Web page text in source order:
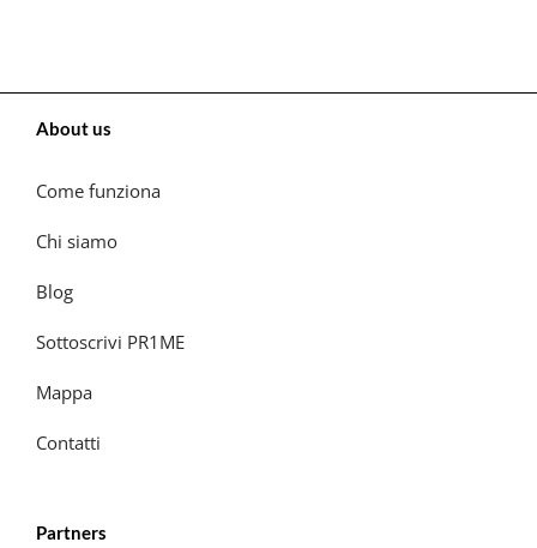
About us
Come funziona
Chi siamo
Blog
Sottoscrivi PR1ME
Mappa
Contatti
Partners